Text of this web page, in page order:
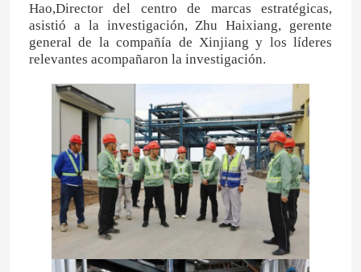
Hao,Director del centro de marcas estratégicas,
asistió a la investigación, Zhu Haixiang, gerente
general de la compañía de Xinjiang y los líderes
relevantes acompañaron la investigación.